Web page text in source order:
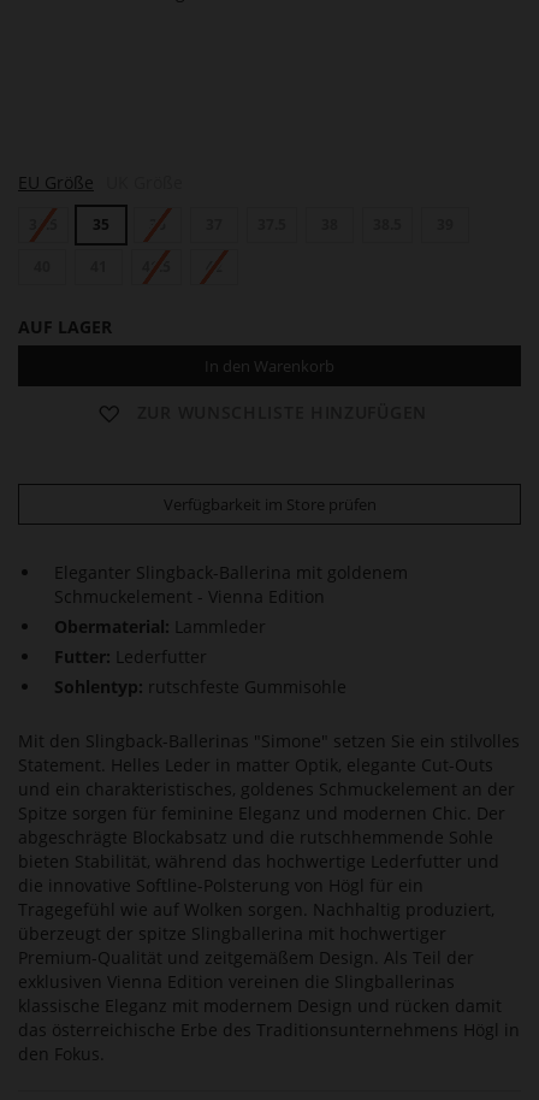
I
O
N
EU Größe
34.5 35 36
41.5 42
AUF LAGER
In den Warenkorb
Verfügbarkeit im Store prüfen
Eleganter Slingback-Ballerina mit goldenem
Schmuckelement - Vienna Edition
Obermaterial: Lammleder
Futter: Lederfutter
Sohlentyp: rutschfeste Gummisohle
Mit den Slingback-Ballerinas "Simone" setzen Sie ein stilvolles
Statement. Helles Leder in matter Optik, elegante Cut-Outs
und ein charakteristisches, goldenes Schmuckelement an der
Spitze sorgen für feminine Eleganz und modernen Chic. Der
abgeschrägte Blockabsatz und die rutschhemmende Sohle
bieten Stabilität, während das hochwertige Lederfutter und
die innovative Softline-Polsterung von Högl für ein
Tragegefühl wie auf Wolken sorgen. Nachhaltig produziert,
überzeugt der spitze Slingballerina mit hochwertiger
Premium-Qualität und zeitgemäßem Design. Als Teil der
exklusiven Vienna Edition vereinen die Slingballerinas
klassische Eleganz mit modernem Design und rücken damit
das österreichische Erbe des Traditionsunternehmens Högl in
den Fokus.